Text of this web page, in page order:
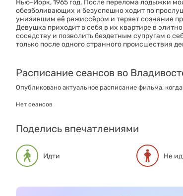
Нью-Йорк, 1965 год. После перелома лодыжки
обезболивающих и безуспешно ходит по
унизившим её режиссёром и теряет сознание
Девушка приходит в себя в их квартире в
соседству и позволить бездетным супругам о
только после одного странного происшествия
Расписание сеансов во
Опубликовано актуальное расписание фильма,
Нет сеансов
Поделись впечатлениями
Идти Не